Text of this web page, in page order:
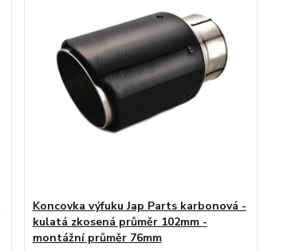
Koncovka výfuku Jap Parts karbonová -
kulatá zkosená průměr 102mm -
montážní průměr 76mm